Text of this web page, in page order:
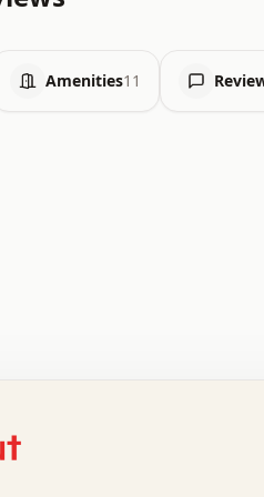
Amenities11
.   .   .   .   .   :   .
.   .   .   .   .   x   .